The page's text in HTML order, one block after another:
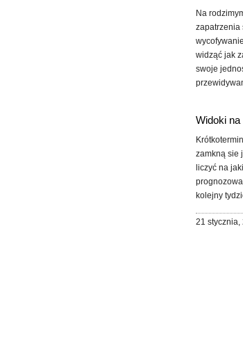
Na
zapatrzenia
widząć jak
swoje
Widoki na
zamkną sie
liczyć na
kolejny
21 stycznia,